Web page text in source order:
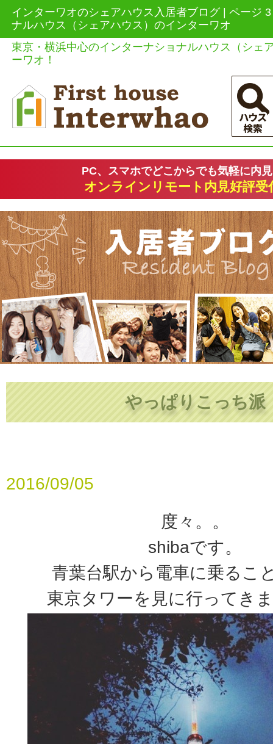
インターワオのシェアハウス入居者ブログ | ページ
ナルハウス（シェアハウス）のインターワオ
東京・横浜中心のインターナショナルハウス（シェ
ーワオ！
PC、スマホでどこからでも気軽に内
オンラインリモート内見好評受
やっぱりこっち派
2016/09/05
度々。。
shibaです。
青葉台駅から電車に乗るこ
東京タワーを見に行ってき